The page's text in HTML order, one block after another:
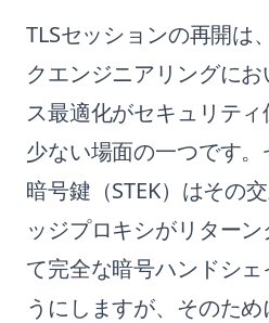
TLSセッションの再開は
クエンジニアリングに
ス最適化がセキュリテ
少ない場面の一つです
暗号鍵（STEK）はその
ッジプロキシがリター
て完全な暗号ハンドシ
うにしますが、そのた